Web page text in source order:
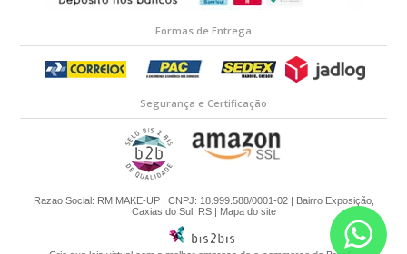
Formas de Entrega
Segurança e Certificação
Razao Social: RM MAKE-UP | CNPJ: 18.999.588/0001-02 | Bairro Exposição,
Caxias do Sul, RS |
Mapa do site